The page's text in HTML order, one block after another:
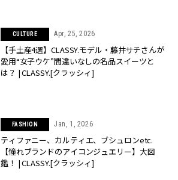
CULTURE Apr, 25, 2026
【手土産4選】CLASSY.モデル・藤井サチさんが
愛用“女子ウケ”間違いなしの名品スイーツと
は？ | CLASSY.[クラッシィ]
FASHION Jan, 1, 2026
ティファニー、カルティエ、ブシュロンetc.
【憧れブランドのアイコンジュエリー】大図
鑑！ | CLASSY.[クラッシィ]